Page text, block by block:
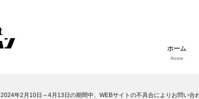
ホーム
Home
2024年2月10日～4月13日の期間中、WEBサイトの不具合によりお問い合